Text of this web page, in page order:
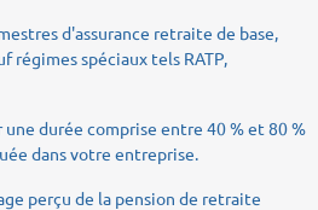
d'assurance retraite de base,
régimes spéciaux tels RATP,
durée comprise entre 40 % et 80 %
dans votre entreprise.
perçu de la pension de retraite